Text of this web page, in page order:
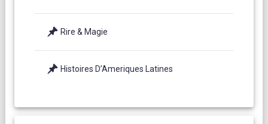
Rire & Magie
Histoires D’Ameriques Latines